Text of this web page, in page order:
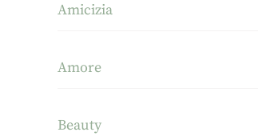
Amicizia
Amore
Beauty